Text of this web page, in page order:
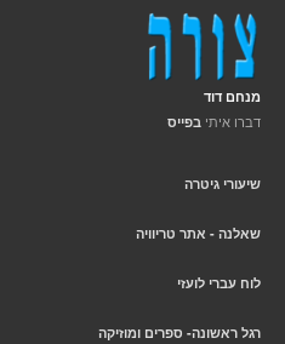
מנחם דוד
דברו איתי בפייס
שיעורי גיטרה
שאלנה - אתר טריוויה
לוח עברי לועזי
רגל ראשונה- ספרים ומוזיקה